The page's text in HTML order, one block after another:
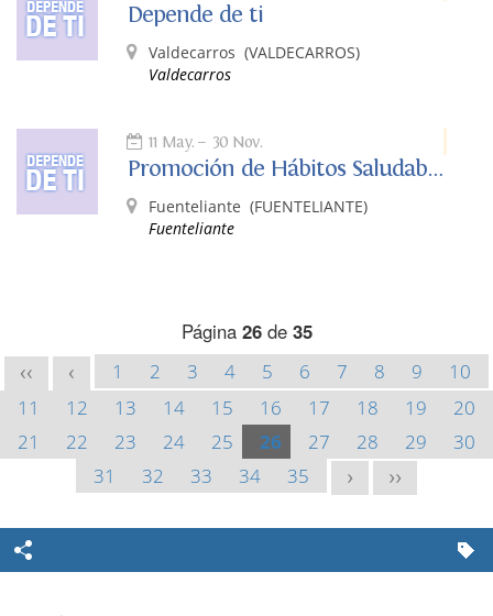
Depende de ti
Valdecarros (VALDECARROS)
Valdecarros
11 May. 30 Nov.
Promoción de Hábitos Saludables: Depende de Ti
Fuenteliante (FUENTELIANTE)
Fuenteliante
Página 26de 35
<< < 1 2 3 4 5 6 7 8 9
10
11
12 13 14 15 16 17 18 19
20
21
22 23 24 25 26 27 28 29
30
31
32 33 34 35 > >>